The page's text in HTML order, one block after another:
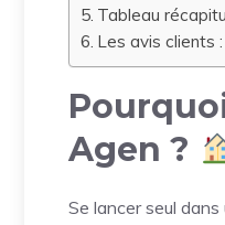
Tableau
Les avis clients
Agen ?
Se lancer seul